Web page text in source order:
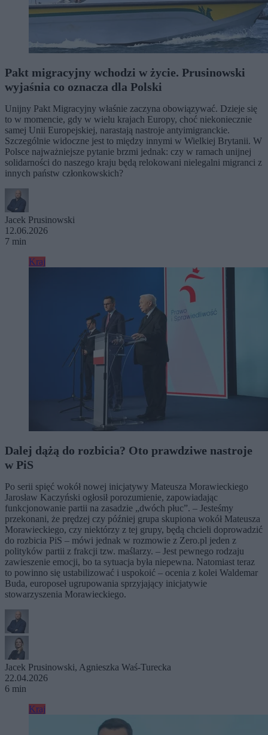
Pakt migracyjny wchodzi w życie. Prusinowski
wyjaśnia co oznacza dla Polski
Unijny Pakt Migracyjny właśnie zaczyna obowiązywać. Dzieje się
to w momencie, gdy w wielu krajach Europy, choć niekoniecznie
samej Unii Europejskiej, narastają nastroje antyimigranckie.
Szczególnie widoczne jest to między innymi w Wielkiej Brytanii. W
Polsce najważniejsze pytanie brzmi jednak: czy w ramach unijnej
solidarności do naszego kraju będą relokowani nielegalni migranci z
innych państw członkowskich?
Jacek Prusinowski
12.06.2026
7 min
Kraj
Dalej dążą do rozbicia? Oto prawdziwe nastroje
w PiS
Po serii spięć wokół nowej inicjatywy Mateusza Morawieckiego
Jarosław Kaczyński ogłosił porozumienie, zapowiadając
funkcjonowanie partii na zasadzie „dwóch płuc”. – Jesteśmy
przekonani, że prędzej czy później grupa skupiona wokół Mateusza
Morawieckiego, czy niektórzy z tej grupy, będą chcieli doprowadzić
do rozbicia PiS – mówi jednak w rozmowie z Zero.pl jeden z
polityków partii z frakcji tzw. maślarzy. – Jest pewnego rodzaju
zawieszenie emocji, bo ta sytuacja była niepewna. Natomiast teraz
to powinno się ustabilizować i uspokoić – ocenia z kolei Waldemar
Buda, europoseł ugrupowania sprzyjający inicjatywie
stowarzyszenia Morawieckiego.
Jacek Prusinowski, Agnieszka Waś-Turecka
22.04.2026
6 min
Kraj